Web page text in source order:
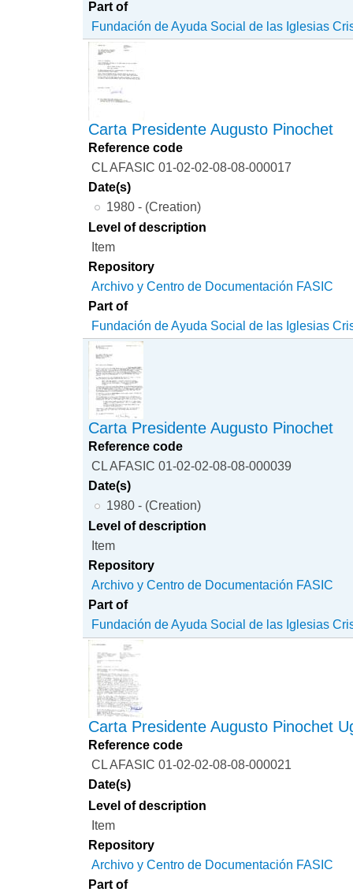
Part of
Fundación de Ayuda Social de las Iglesias
Carta Presidente Augusto Pinochet
Reference code
CL AFASIC 01-02-02-08-08-000017
Date(s)
1980 - (Creation)
Level of description
Item
Repository
Archivo y Centro de Documentación FASIC
Part of
Fundación de Ayuda Social de las Iglesias
Carta Presidente Augusto Pinochet
Reference code
CL AFASIC 01-02-02-08-08-000039
Date(s)
1980 - (Creation)
Level of description
Item
Repository
Archivo y Centro de Documentación FASIC
Part of
Fundación de Ayuda Social de las Iglesias
Carta Presidente Augusto Pinochet
Reference code
CL AFASIC 01-02-02-08-08-000021
Date(s)
Level of description
Item
Repository
Archivo y Centro de Documentación FASIC
Part of